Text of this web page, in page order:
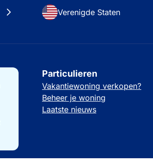
Verenigde Staten
Particulieren
Vakantiewoning verkopen?
Beheer je woning
Laatste nieuws